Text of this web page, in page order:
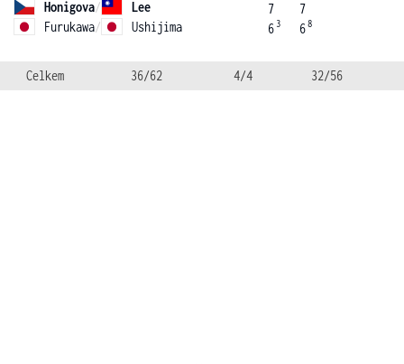
Honigova/
Lee
Furukawa/ Ushijima
7
6 3
7
68
Celkem 36/62 4/4 32/56